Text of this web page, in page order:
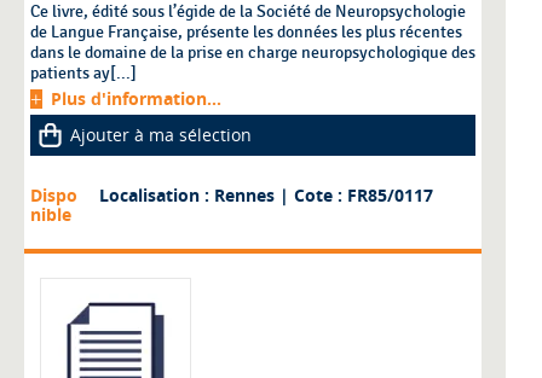
Ce livre, édité sous l’égide de la Société de Neuropsychologie
de Langue Française, présente les données les plus récentes
dans le domaine de la prise en charge neuropsychologique des
patients ay[...]
Plus d'information...
Ajouter à ma sélection
Dispo
nible
Localisation : Rennes | Cote : FR85/0117